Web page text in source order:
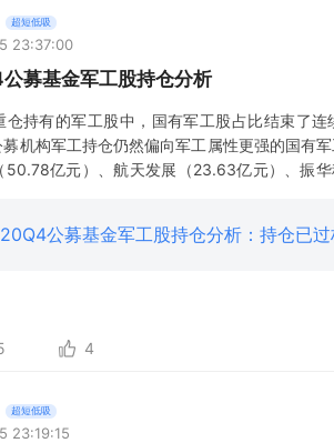
超短低吸
23:37:00
募基金军工股持仓分析
仓持有的军工股中，国有军工股占比结束了
机构军工持仓仍然偏向军工属性更强的国
50.78亿元）、航天发展（23.63亿元）、振
公募基金军工股持仓分析：持仓已
4
超短低吸
23:19:15